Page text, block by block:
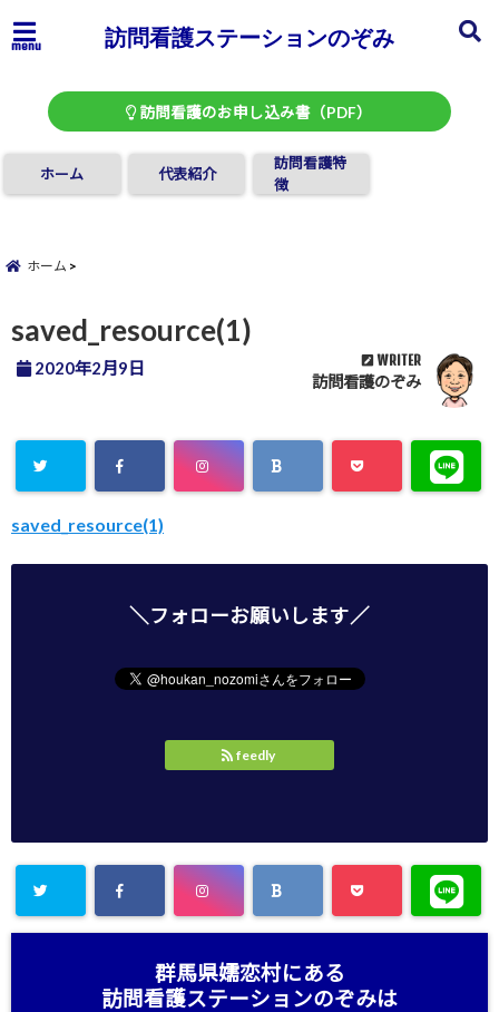
menu 訪問看護ステーションのぞみ
訪問看護のお申し込み書（PDF）
ホーム 代表紹介
訪問看護特
徴
ホーム
saved_resource(1)
2020年2月9日 WRITER
訪問看護のぞみ
saved_resource(1)
＼フォローお願いします／
feedly
群馬県嬬恋村にある
訪問看護ステーションのぞみは